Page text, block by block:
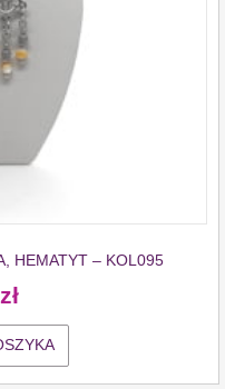
HEMATYT – KOL095
zł